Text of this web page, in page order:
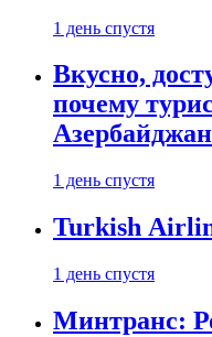
1 день спустя
Вкусно,
почему
1 день спустя
Turkish
1 день спустя
Минтранс: